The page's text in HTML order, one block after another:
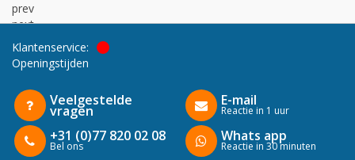
prev
next
Klantenservice:
Openingstijden
Veelgestelde
vragen
+31 (0)77 820 02 08
Bel ons
E-mail
Reactie in 1 uur
Whats app
Reactie in 30 minuten